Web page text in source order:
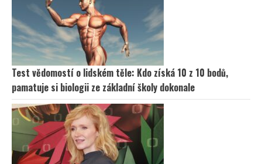
Test vědomostí o lidském těle: Kdo získá 10 z 10 bodů,
pamatuje si biologii ze základní školy dokonale